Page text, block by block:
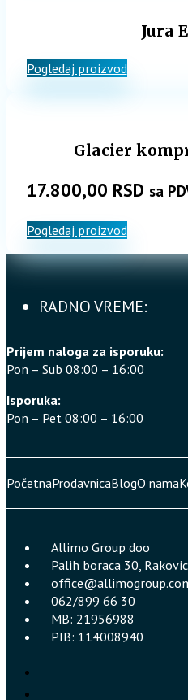
Jura
Pogledaj proizvod
Glacier
17.800,00 RSD sa
Pogledaj proizvod
RADNO VREME:
Prijem naloga za isporuku:
Pon – Sub 08:00 – 16:00
Isporuka:
Pon – Pet 08:00 – 16:00
PočetnaProdavnicaBlogO nama
Allimo Group doo
Palih boraca 30,
062/899 66 30
MB: 21956988
PIB: 114008940